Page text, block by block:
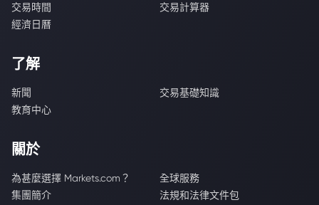
交易時間
交易計算器
經濟日曆
了解
新聞
交易基礎知識
教育中心
關於
為甚麼選擇 Markets.com？
全球服務
集團簡介
法規和法律文件包